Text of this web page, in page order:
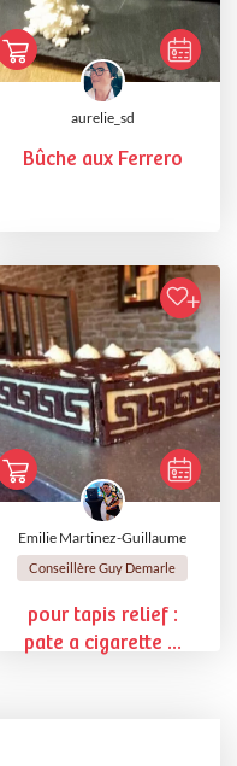
aurelie_sd
Bûche aux Ferrero
Emilie Martinez-Guillaume
Conseillère Guy Demarle
pour tapis relief :
pate a cigarette ...